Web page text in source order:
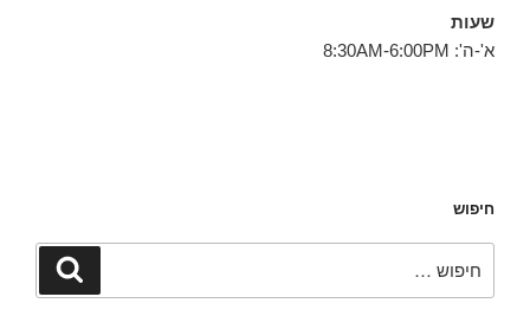
שעות
א'-ה': 8:30AM-6:00PM
חיפוש
חיפוש